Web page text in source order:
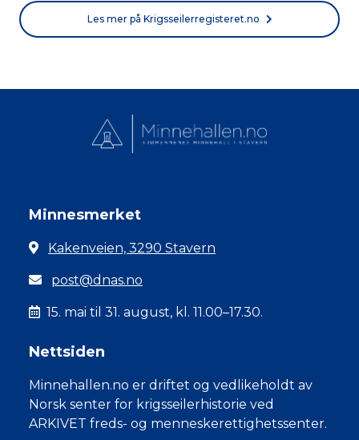
Les mer på Krigsseilerregisteret.no
Minnesmerket
Kakenveien, 3290 Stavern
post@dnas.no
15. mai til 31. august, kl. 11.00–17.30.
Nettsiden
Minnehallen.no er driftet og vedlikeholdt av
Norsk senter for krigsseilerhistorie ved
ARKIVET freds- og menneskerettighetssenter.